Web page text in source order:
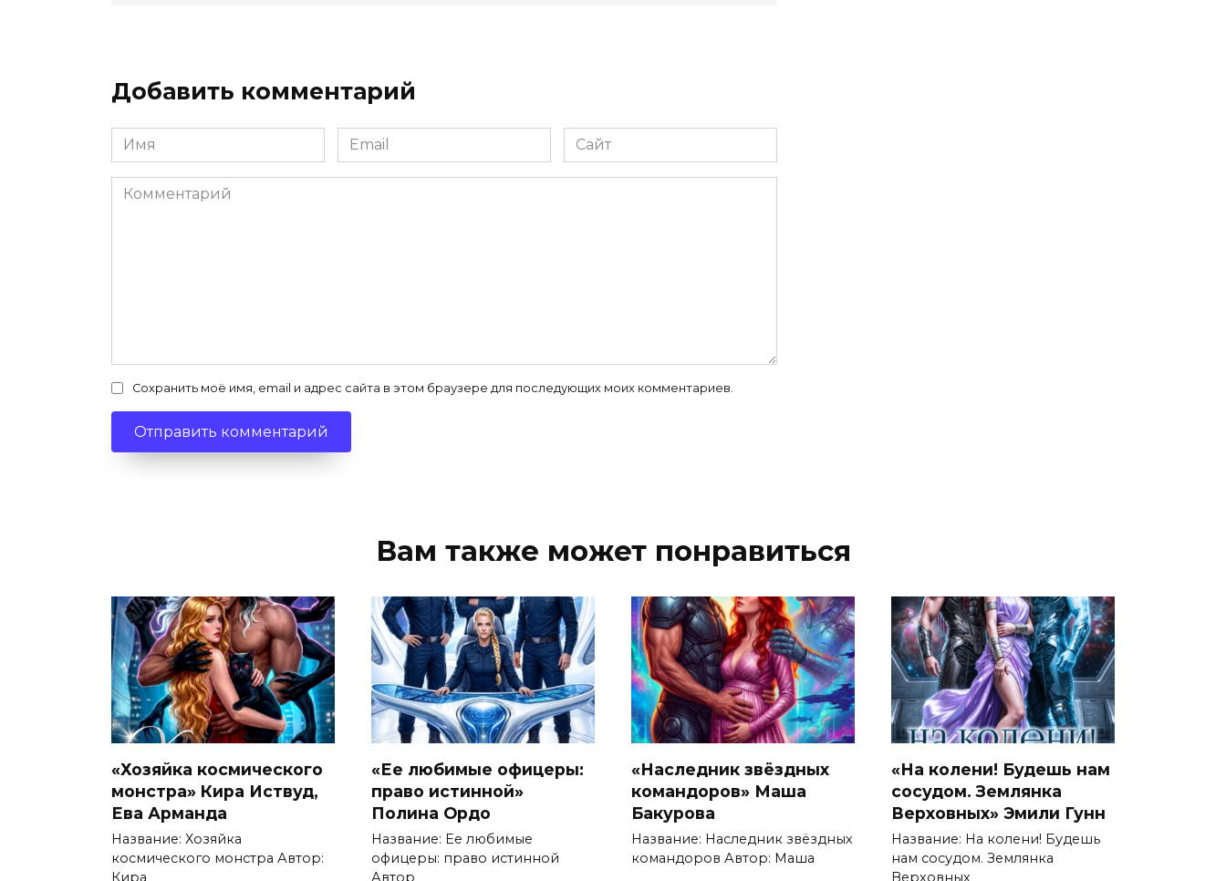
Добавить комментарий
Имя
*
Email
*
Сайт
Комментарий
Сохранить моё имя, email и адрес сайта в этом браузере для последующих моих комментариев.
Вам также может понравиться
«Хозяйка космического
монстра» Кира Иствуд,
Ева Арманда
Название: Хозяйка
космического монстра Автор:
Кира
«Ее любимые офицеры:
право истинной»
Полина Ордо
Название: Ее любимые
офицеры: право истинной
Автор
«Наследник звёздных
командоров» Маша
Бакурова
Название: Наследник звёздных
командоров Автор: Маша
«На колени! Будешь нам
сосудом. Землянка
Верховных» Эмили Гунн
Название: На колени! Будешь
нам сосудом. Землянка
Верховных